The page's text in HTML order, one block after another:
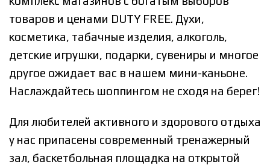
товаров и ценами DUTY FREE. Духи,
косметика, табачные изделия, алкоголь,
детские игрушки, подарки, сувениры и многое
другое ожидает вас в нашем мини-каньоне.
Наслаждайтесь шоппингом не сходя на берег!
Для любителей активного и здорового отдыха
у нас припасены современный тренажерный
зал, баскетбольная площадка на открытой